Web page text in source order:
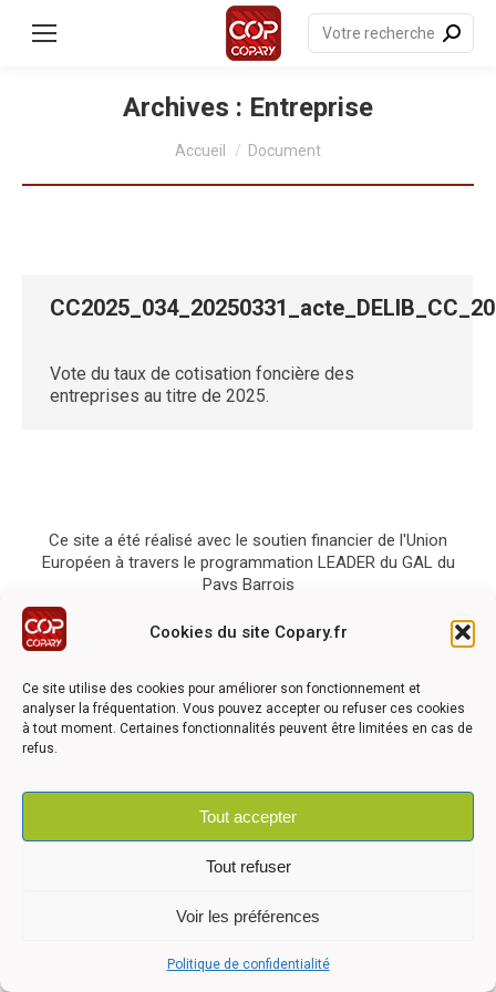
Cookies du site Copary.fr
Ce site utilise des cookies pour améliorer son fonctionnement et
analyser la fréquentation. Vous pouvez accepter ou refuser ces cookies
à tout moment. Certaines fonctionnalités peuvent être limitées en cas de
refus.
Tout accepter
Tout refuser
Voir les préférences
Politique de confidentialité
principal
Recherche
:
Archives : Entreprise
Accueil Document
Vote du taux de cotisation foncière des
entreprises au titre de 2025.
Ce site a été réalisé avec le soutien financier de l'Union
Européen à travers le programmation LEADER du GAL du
Pays Barrois
©2026 COPARY - Tous droits réservés - Création agence
Mentions légales-Politique de confidentialité-Déclaration
d'accessibilité